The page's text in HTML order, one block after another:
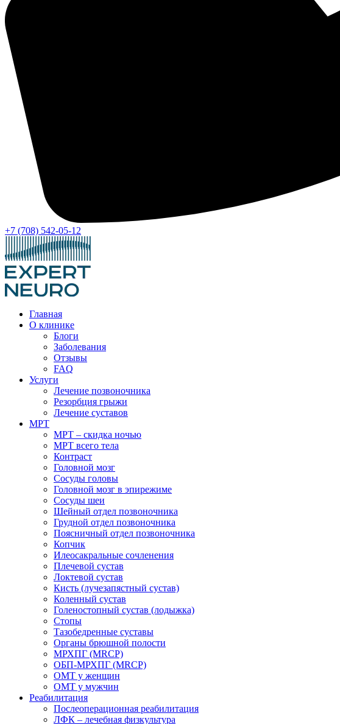
+7 (708) 542-05-12
Главная
О клинике
Блоги
Заболевания
Отзывы
FAQ
Услуги
Лечение позвоночника
Резорбция грыжи
Лечение суставов
МРТ
МРТ – скидка ночью
МРТ всего тела
Контраст
Головной мозг
Сосуды головы
Головной мозг в эпирежиме
Сосуды шеи
Шейный отдел позвоночника
Грудной отдел позвоночника
Поясничный отдел позвоночника
Копчик
Илеосакральные сочленения
Плечевой сустав
Локтевой сустав
Кисть (лучезапястный сустав)
Коленный сустав
Голеностопный сустав (лодыжка)
Стопы
Тазобедренные суставы
Органы брюшной полости
МРХПГ (MRCP)
ОБП-МРХПГ (MRCP)
ОМТ у женщин
ОМТ у мужчин
Реабилитация
Послеоперационная реабилитация
ЛФК – лечебная физкультура